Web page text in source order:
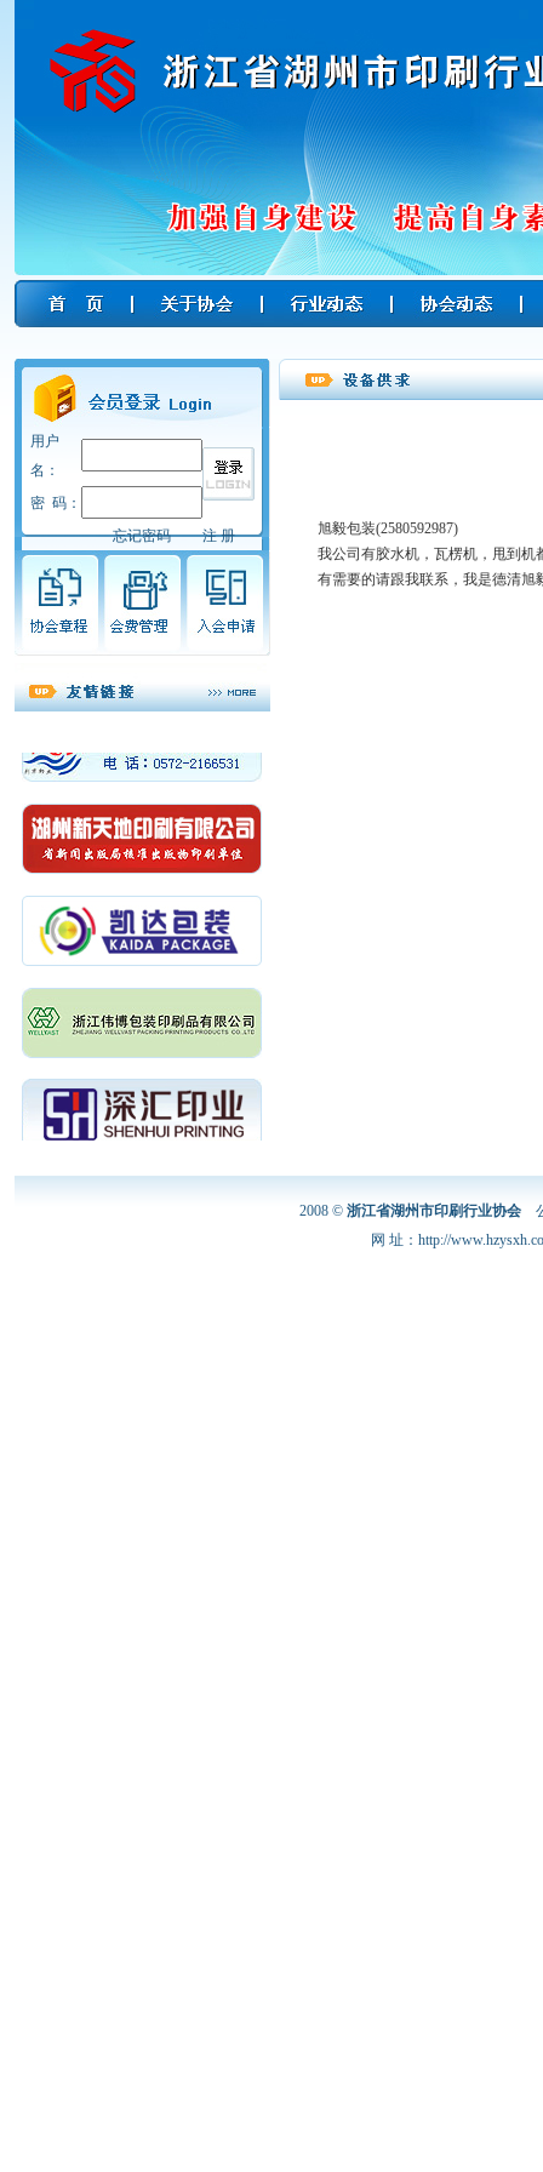
用户
名：
密 码：
忘记密码
注 册
旭毅包装(2580592987)
我公司有胶水机，瓦楞机，甩到机
有需要的请跟我联系，我是德清旭
2008 ©浙江省湖州市印刷行业协会
网 址：http://